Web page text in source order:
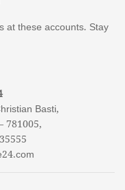
at these accounts. Stay
Basti,
781005,